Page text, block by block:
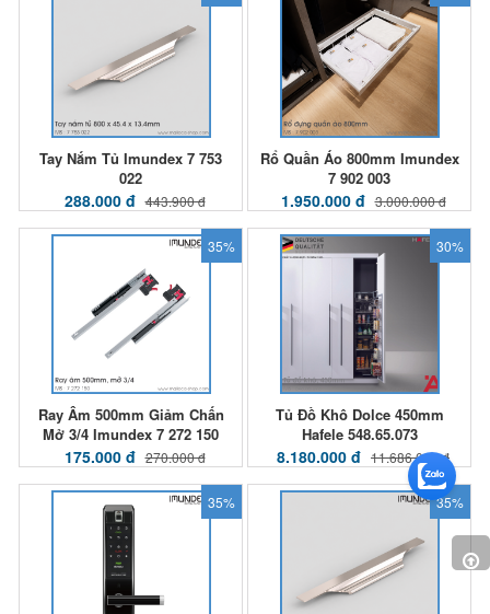
Tay Nắm Tủ Imundex 7 753
022
288.000 đ 443.900 đ
Rổ Quần Áo 800mm Imundex
7 902 003
1.950.000 đ 3.000.000 đ
35%
Ray Âm 500mm Giảm Chấn
Mở 3/4 Imundex 7 272 150
175.000 đ 270.000 đ
30%
Tủ Đồ Khô Dolce 450mm
Hafele 548.65.073
8.180.000 đ 11.686.000 đ
35% 35%